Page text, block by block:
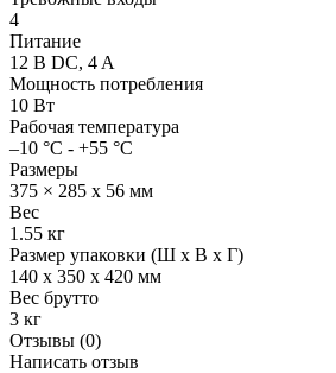
4
Питание
12 В DC, 4 A
Мощность потребления
10 Вт
Рабочая температура
–10 °C - +55 °C
Размеры
375 × 285 x 56 мм
Вес
1.55 кг
Размер упаковки (Ш х В х Г)
140 x 350 x 420 мм
Вес брутто
3 кг
Отзывы (0)
Написать отзыв